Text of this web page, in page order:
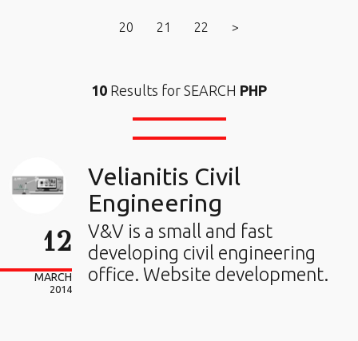
20 21 22 >
10 Results for SEARCH PHP
12
MARCH
2014
Velianitis Civil
Engineering
V&V is a small and fast
developing civil engineering
office. Website development.